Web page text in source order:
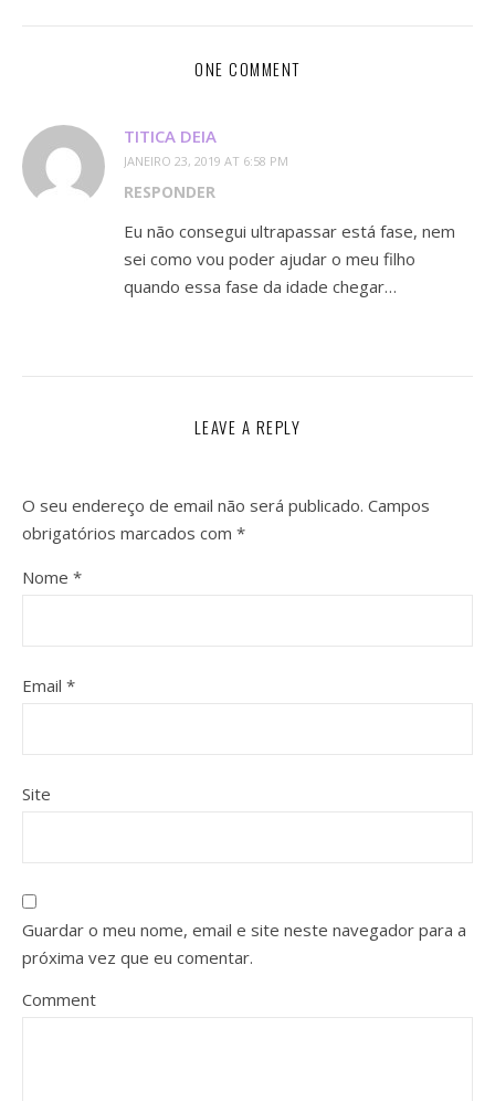
ONE COMMENT
TITICA DEIA
JANEIRO 23, 2019 AT 6:58 PM
RESPONDER
Eu não consegui ultrapassar está fase, nem
sei como vou poder ajudar o meu filho
quando essa fase da idade chegar…
LEAVE A REPLY
O seu endereço de email não será publicado. Campos
obrigatórios marcados com *
Nome *
Email *
Site
Guardar o meu nome, email e site neste navegador para a
próxima vez que eu comentar.
Comment